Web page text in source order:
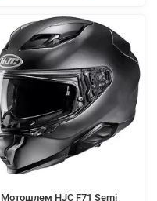
Мотошлем HJC F71 Semi